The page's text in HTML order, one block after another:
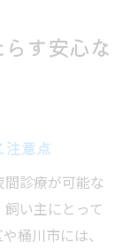
す安心な
注意点
診療が可能な
い主にとって
桶川市には、